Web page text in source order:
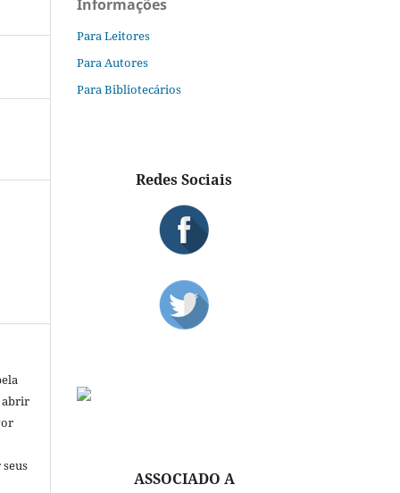
abrir
Informações
Para Leitores
Para Autores
Para Bibliotecários
Redes Sociais
ASSOCIADO A